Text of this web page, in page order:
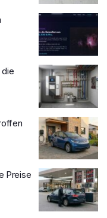
Preise